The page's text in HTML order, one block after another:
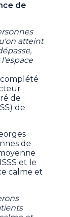
de
atteint
complété
de
de
de
et le
calme et